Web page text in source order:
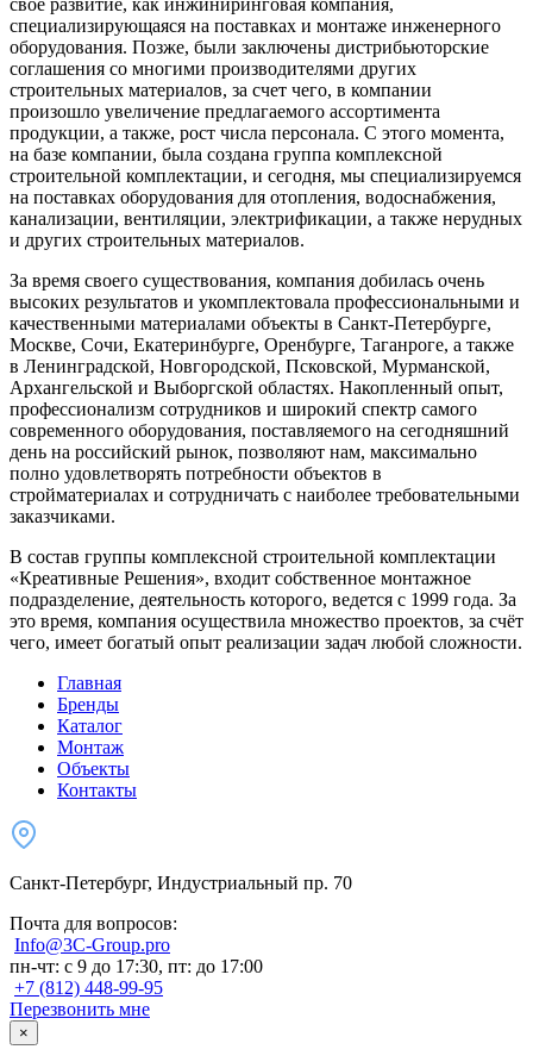
свое развитие, как инжиниринговая компания,
специализирующаяся на поставках и монтаже инженерного
оборудования. Позже, были заключены дистрибьюторские
соглашения со многими производителями других
строительных материалов, за счет чего, в компании
произошло увеличение предлагаемого ассортимента
продукции, а также, рост числа персонала. С этого момента,
на базе компании, была создана группа комплексной
строительной комплектации, и сегодня, мы специализируемся
на поставках оборудования для отопления, водоснабжения,
канализации, вентиляции, электрификации, а также нерудных
и других строительных материалов.
За время своего существования, компания добилась очень
высоких результатов и укомплектовала профессиональными и
качественными материалами объекты в Санкт-Петербурге,
Москве, Сочи, Екатеринбурге, Оренбурге, Таганроге, а также
в Ленинградской, Новгородской, Псковской, Мурманской,
Архангельской и Выборгской областях. Накопленный опыт,
профессионализм сотрудников и широкий спектр самого
современного оборудования, поставляемого на сегодняшний
день на российский рынок, позволяют нам, максимально
полно удовлетворять потребности объектов в
стройматериалах и сотрудничать с наиболее требовательными
заказчиками.
В состав группы комплексной строительной комплектации
«Креативные Решения», входит собственное монтажное
подразделение, деятельность которого, ведется с 1999 года. За
это время, компания осуществила множество проектов, за счёт
чего, имеет богатый опыт реализации задач любой сложности.
Главная
Бренды
Каталог
Монтаж
Объекты
Контакты
Санкт-Петербург, Индустриальный пр. 70
Почта для вопросов:
Info@3C-Group.pro
пн-чт: с 9 до 17:30, пт: до 17:00
+7 (812) 448-99-95
Перезвонить мне
×